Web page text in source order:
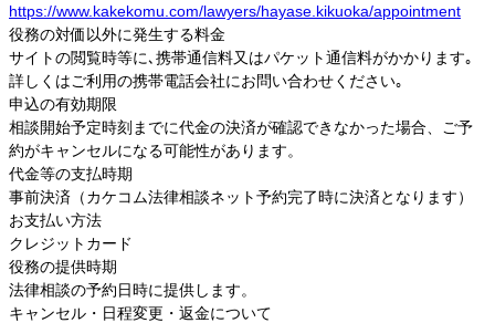
https://www.kakekomu.com/lawyers/hayase.kikuoka/appointment
役務の対価以外に発生する料金
サイトの閲覧時等に､携帯通信料又はパケット通信料がかかります｡
詳しくはご利用の携帯電話会社にお問い合わせください｡
申込の有効期限
相談開始予定時刻までに代金の決済が確認できなかった場合、ご予
約がキャンセルになる可能性があります。
代金等の支払時期
事前決済（カケコム法律相談ネット予約完了時に決済となります）
お支払い方法
クレジットカード
役務の提供時期
法律相談の予約日時に提供します。
キャンセル・日程変更・返金について